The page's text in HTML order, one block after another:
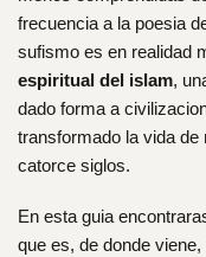
frecuencia a la poesia
sufismo es en realidad
espiritual del islam,
dado forma a
transformado la vida de
catorce siglos.
En esta guia
que es, de donde